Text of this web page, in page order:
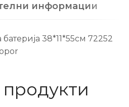
информации
38*11*55см 72252